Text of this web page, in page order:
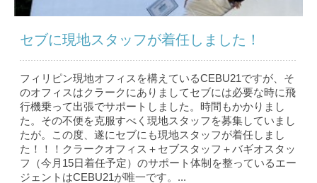
セブに現地スタッフが着任しました！
フィリピン現地オフィスを構えているCEBU21ですが、そ
のオフィスはクラークにありましてセブには必要な時に飛
行機乗って出張でサポートしました。時間もかかりまし
た。その不便を克服すべく現地スタッフを募集していまし
たが。この度、遂にセブにも現地スタッフが着任しまし
た！！！クラークオフィス＋セブスタッフ＋バギオスタッ
フ（今月15日着任予定）のサポート体制を整っているエー
ジェントはCEBU21が唯一です。...